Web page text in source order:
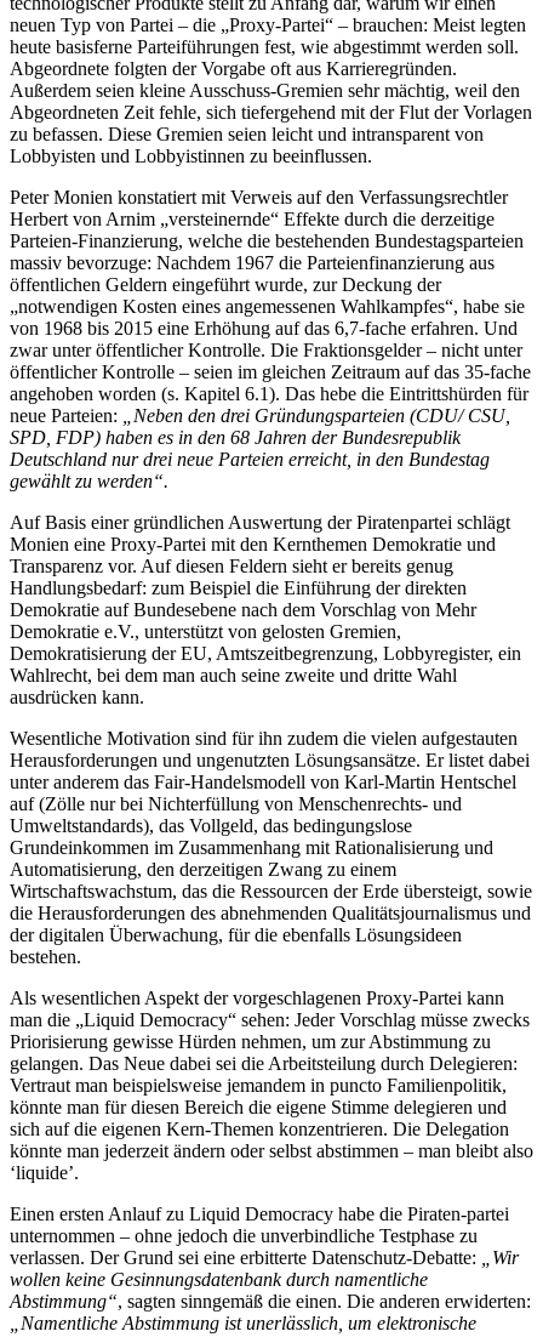
neuen Typ von Partei – die „Proxy-Partei“ – brauchen: Meist legten
heute basisferne Parteiführungen fest, wie abgestimmt werden soll.
Abgeordnete folgten der Vorgabe oft aus Karrieregründen.
Außerdem seien kleine Ausschuss-Gremien sehr mächtig, weil den
Abgeordneten Zeit fehle, sich tiefergehend mit der Flut der Vorlagen
zu befassen. Diese Gremien seien leicht und intransparent von
Lobbyisten und Lobbyistinnen zu beeinflussen.
Peter Monien konstatiert mit Verweis auf den Verfassungsrechtler
Herbert von Arnim „versteinernde“ Effekte durch die derzeitige
Parteien-Finanzierung, welche die bestehenden Bundestagsparteien
massiv bevorzuge: Nachdem 1967 die Parteienfinanzierung aus
öffentlichen Geldern eingeführt wurde, zur Deckung der
„notwendigen Kosten eines angemessenen Wahlkampfes“, habe sie
von 1968 bis 2015 eine Erhöhung auf das 6,7-fache erfahren. Und
zwar unter öffentlicher Kontrolle. Die Fraktionsgelder – nicht unter
öffentlicher Kontrolle – seien im gleichen Zeitraum auf das 35-fache
angehoben worden (s. Kapitel 6.1). Das hebe die Eintrittshürden für
neue Parteien:
„Neben den drei Gründungsparteien (CDU/ CSU,
SPD, FDP) haben es in den 68 Jahren der Bundesrepublik
Deutschland nur drei neue Parteien erreicht, in den Bundestag
gewählt zu werden“.
Auf Basis einer gründlichen Auswertung der Piratenpartei schlägt
Monien eine Proxy-Partei mit den Kernthemen Demokratie und
Transparenz vor. Auf diesen Feldern sieht er bereits genug
Handlungsbedarf: zum Beispiel die Einführung der direkten
Demokratie auf Bundesebene nach dem Vorschlag von Mehr
Demokratie e.V., unterstützt von gelosten Gremien,
Demokratisierung der EU, Amtszeitbegrenzung, Lobbyregister, ein
Wahlrecht, bei dem man auch seine zweite und dritte Wahl
ausdrücken kann.
Wesentliche Motivation sind für ihn zudem die vielen aufgestauten
Herausforderungen und ungenutzten Lösungsansätze. Er listet dabei
unter anderem das Fair-Handelsmodell von Karl-Martin Hentschel
auf (Zölle nur bei Nichterfüllung von Menschenrechts- und
Umweltstandards), das Vollgeld, das bedingungslose
Grundeinkommen im Zusammenhang mit Rationalisierung und
Automatisierung, den derzeitigen Zwang zu einem
Wirtschaftswachstum, das die Ressourcen der Erde übersteigt, sowie
die Herausforderungen des abnehmenden Qualitätsjournalismus und
der digitalen Überwachung, für die ebenfalls Lösungsideen
bestehen.
Als wesentlichen Aspekt der vorgeschlagenen Proxy-Partei kann
man die „Liquid Democracy“ sehen: Jeder Vorschlag müsse zwecks
Priorisierung gewisse Hürden nehmen, um zur Abstimmung zu
gelangen. Das Neue dabei sei die Arbeitsteilung durch Delegieren:
Vertraut man beispielsweise jemandem in puncto Familienpolitik,
könnte man für diesen Bereich die eigene Stimme delegieren und
sich auf die eigenen Kern-Themen konzentrieren. Die Delegation
könnte man jederzeit ändern oder selbst abstimmen – man bleibt also
‘liquide’.
Einen ersten Anlauf zu Liquid Democracy habe die Piraten-partei
unternommen – ohne jedoch die unverbindliche Testphase zu
verlassen. Der Grund sei eine erbitterte Datenschutz-Debatte:
„Wir
wollen keine Gesinnungsdatenbank durch namentliche
Abstimmung“, sagten sinngemäß die einen. Die anderen erwiderten:
„Namentliche Abstimmung ist unerlässlich, um elektronische